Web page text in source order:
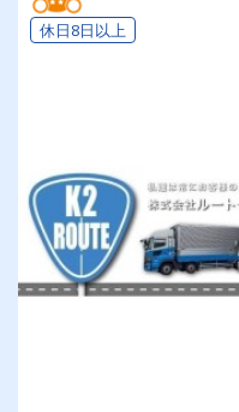
休日8日以上